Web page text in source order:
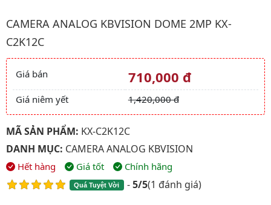
CAMERA ANALOG KBVISION DOME 2MP KX-
C2K12C
Giá và khuyến mãi
Giá bán 710,000 đ
Giá niêm yết 1,420,000 đ
MÃ SẢN PHẨM: KX-C2K12C
DANH MỤC: CAMERA ANALOG KBVISION
Hết hàng Giá tốt Chính hãng
Quá Tuyệt Vời -5/5(1 đánh giá)